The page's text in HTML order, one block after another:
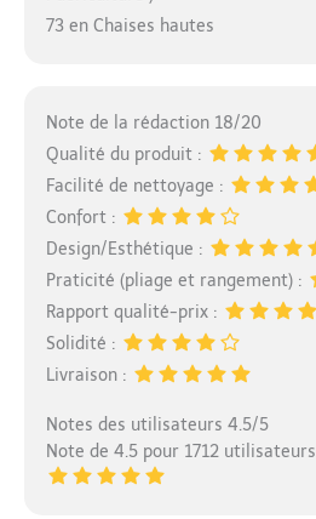
73 en Chaises hautes
Note de la rédaction 18/20
Qualité du produit :
Facilité de nettoyage :
Confort :
Design/Esthétique :
Praticité (pliage et rangement) :
Rapport qualité-prix :
Solidité :
Livraison :
Notes des utilisateurs 4.5/5
Note de 4.5 pour 1712 utilisateurs